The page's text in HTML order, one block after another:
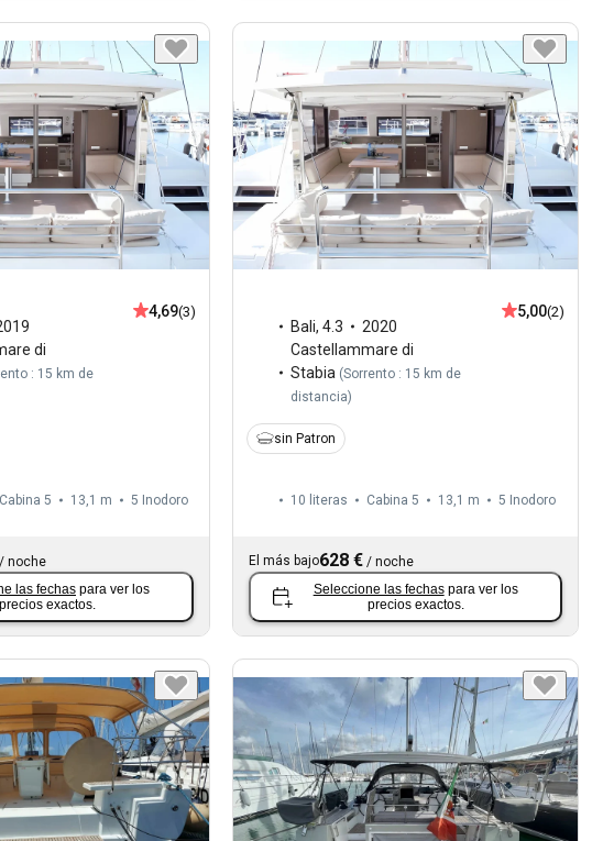
di
: 15 km de
4,69(3)
Cabina 5 13,1 m 5 Inodoro
noche
las fechas para ver los
precios exactos.
Bali,4.3
2020
Castellammare di
Stabia (Sorrento : 15 km de
distancia)
5,00(2)
sin Patron
10 literas Cabina 5 13,1 m 5 Inodoro
El más bajo628 € /noche
Seleccione las fechas para ver los
precios exactos.